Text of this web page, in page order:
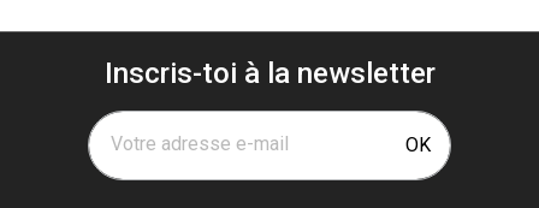
Inscris-toi à la newsletter
Votre adresse e-mail OK